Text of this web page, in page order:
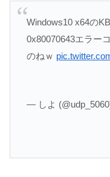
Windows10 x64の
0x80070643エラー
のねｗ
— しよ